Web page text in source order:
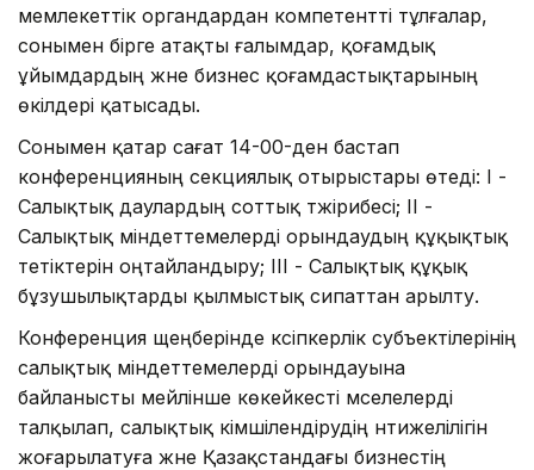
мемлекеттік органдардан компетентті тұлғалар,
сонымен бірге атақты ғалымдар, қоғамдық
ұйымдардың және бизнес қоғамдастықтарының
өкілдері қатысады.
Сонымен қатар сағат 14-00-ден бастап
конференцияның секциялық отырыстары өтеді: I -
Салықтық даулардың соттық тәжірибесі; II -
Салықтық міндеттемелерді орындаудың құқықтық
тетіктерін оңтайландыру; III - Салықтық құқық
бұзушылықтарды қылмыстық сипаттан арылту.
Конференция щеңберінде кәсіпкерлік субъектілерінің
салықтық міндеттемелерді орындауына
байланысты мейлінше көкейкесті мәселелерді
талқылап, салықтық әкімшілендірудің нәтижелілігін
жоғарылатуға және Қазақстандағы бизнестің